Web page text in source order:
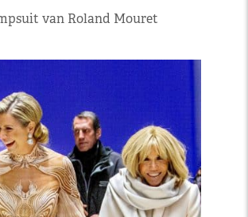
van Roland Mouret